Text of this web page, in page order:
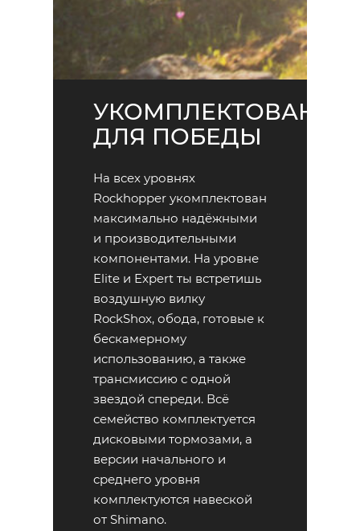
УКОМПЛЕКТОВАН
ДЛЯ ПОБЕДЫ
На всех уровнях
Rockhopper укомплектован
максимально надёжными
и производительными
компонентами. На уровне
Elite и Expert ты встретишь
воздушную вилку
RockShox, обода, готовые к
бескамерному
использованию, а также
трансмиссию с одной
звездой спереди. Всё
семейство комплектуется
дисковыми тормозами, а
версии начального и
среднего уровня
комплектуются навеской
от Shimano.